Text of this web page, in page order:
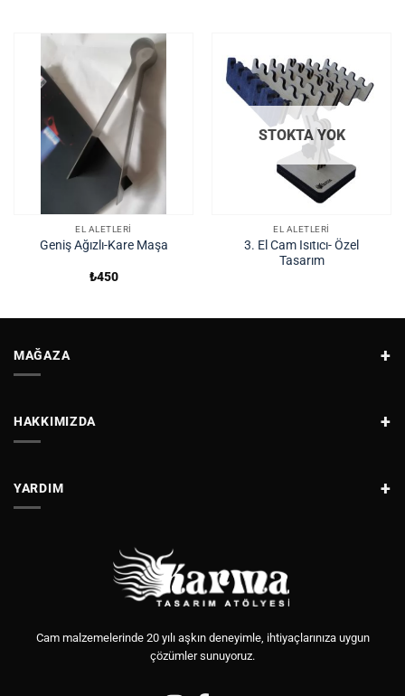
EL ALETLERI
Geniş Ağızlı-Kare Maşa
₺450
STOKTA YOK
EL ALETLERI
3. El Cam Isıtıcı- Özel
Tasarım
MAĞAZA
HAKKIMIZDA
YARDIM
Cam malzemelerinde 20 yılı aşkın deneyimle, ihtiyaçlarınıza uygun
çözümler sunuyoruz.